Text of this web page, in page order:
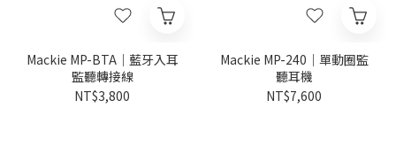
Mackie MP-BTA｜藍牙入耳
監聽轉接線
NT$3,800
Mackie MP-240｜單動圈監
聽耳機
NT$7,600